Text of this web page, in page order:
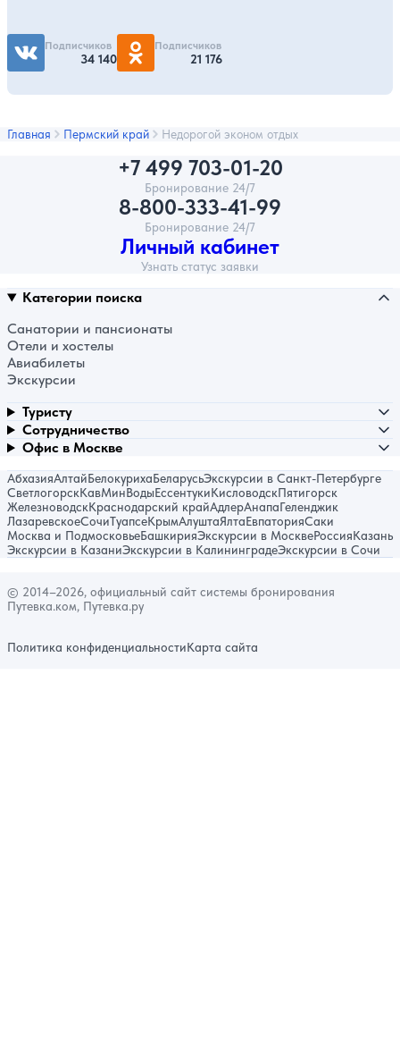
Подписчиков
34 140
Подписчиков
21 176
Главная Пермский край Недорогой эконом отдых
+7 499 703-01-20
Бронирование 24/7
8-800-333-41-99
Бронирование 24/7
Личный кабинет
Узнать статус заявки
Категории поиска
Санатории и пансионаты
Отели и хостелы
Авиабилеты
Экскурсии
Туристу
Сотрудничество
Офис в Москве
АбхазияАлтайБелокурихаБеларусьЭкскурсии в Санкт-Петербурге
СветлогорскКавМинВодыЕссентукиКисловодскПятигорск
ЖелезноводскКраснодарский крайАдлерАнапаГеленджик
ЛазаревскоеСочиТуапсеКрымАлуштаЯлтаЕвпаторияСаки
Москва и ПодмосковьеБашкирияЭкскурсии в МосквеРоссияКазань
Экскурсии в КазаниЭкскурсии в КалининградеЭкскурсии в Сочи
© 2014–2026, официальный сайт системы бронирования
Путевка.ком, Путевка.ру
Политика конфиденциальностиКарта сайта